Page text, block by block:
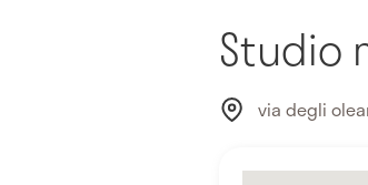
Studio
via degli